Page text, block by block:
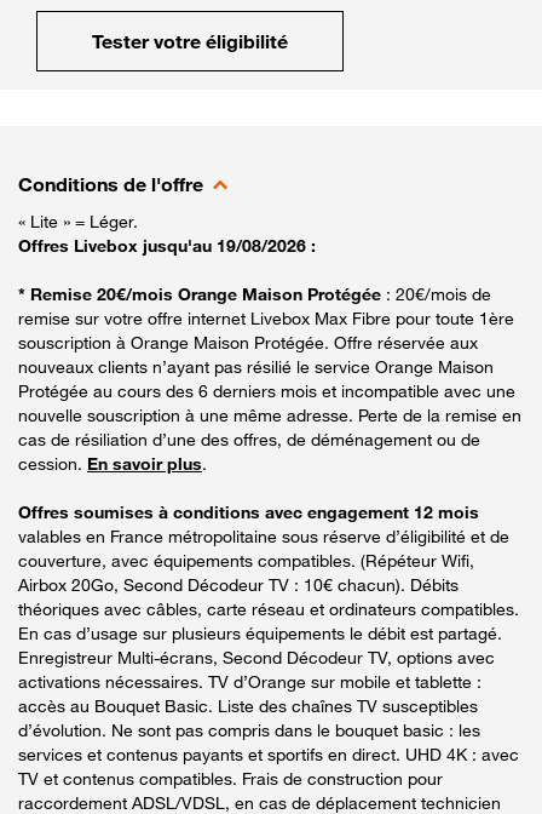
Tester votre éligibilité
Conditions de l'offre
« Lite » = Léger.
Offres Livebox jusqu'au 19/08/2026 :
* Remise 20€/mois Orange Maison Protégée : 20€/mois de
remise sur votre offre internet Livebox Max Fibre pour toute 1ère
souscription à Orange Maison Protégée. Offre réservée aux
nouveaux clients n’ayant pas résilié le service Orange Maison
Protégée au cours des 6 derniers mois et incompatible avec une
nouvelle souscription à une même adresse. Perte de la remise en
cas de résiliation d’une des offres, de déménagement ou de
cession. En savoir plus.
Offres soumises à conditions avec engagement 12 mois
valables en France métropolitaine sous réserve d’éligibilité et de
couverture, avec équipements compatibles. (Répéteur Wifi,
Airbox 20Go, Second Décodeur TV : 10€ chacun). Débits
théoriques avec câbles, carte réseau et ordinateurs compatibles.
En cas d’usage sur plusieurs équipements le débit est partagé.
Enregistreur Multi-écrans, Second Décodeur TV, options avec
activations nécessaires. TV d’Orange sur mobile et tablette :
accès au Bouquet Basic. Liste des chaînes TV susceptibles
d’évolution. Ne sont pas compris dans le bouquet basic : les
services et contenus payants et sportifs en direct. UHD 4K : avec
TV et contenus compatibles. Frais de construction pour
raccordement ADSL/VDSL, en cas de déplacement technicien